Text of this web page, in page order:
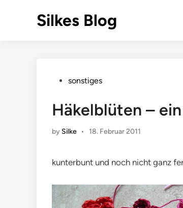
Silkes Blog
Postedsonstiges
Häkelblüten –
by Silke • 18. Februar 2011
kunterbunt und noch nicht ganz